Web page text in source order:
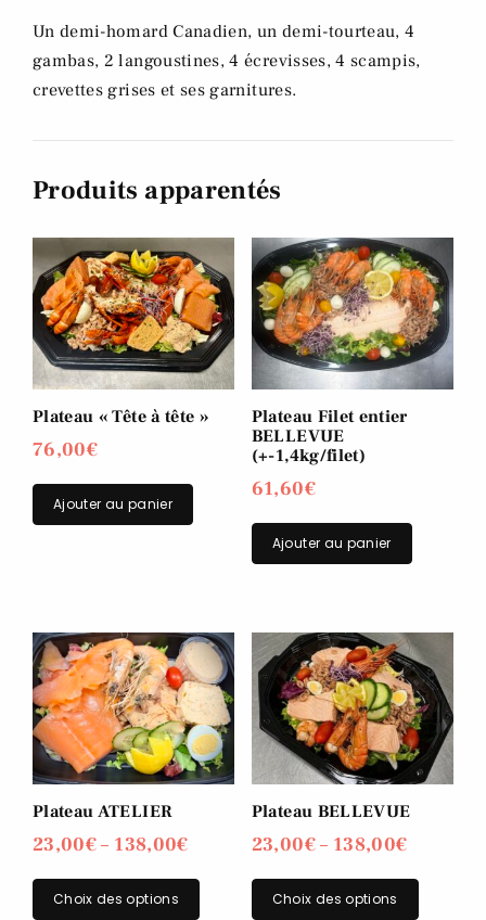
Un demi-homard Canadien, un demi-tourteau, 4
gambas, 2 langoustines, 4 écrevisses, 4 scampis,
crevettes grises et ses garnitures.
Produits apparentés
Plateau « Tête à tête »
76,00€
Ajouter au panier
Plateau Filet entier
BELLEVUE
(+-1,4kg/filet)
61,60€
Ajouter au panier
Plateau ATELIER
23,00€– 138,00€
Choix des options
Plateau BELLEVUE
23,00€– 138,00€
Choix des options